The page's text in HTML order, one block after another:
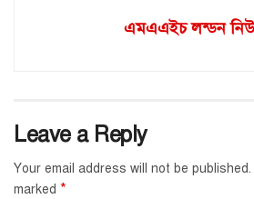
এমএএইচ লন্ডন
Leave a Reply
Your email address will not be published.
marked *